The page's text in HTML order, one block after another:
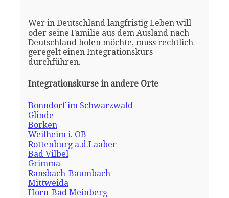
Wer in Deutschland langfristig Leben will
oder seine Familie aus dem Ausland nach
Deutschland holen möchte, muss rechtlich
geregelt einen Integrationskurs
durchführen.
Integrationskurse in andere Orte
Bonndorf im Schwarzwald
Glinde
Borken
Weilheim i. OB
Rottenburg a.d.Laaber
Bad Vilbel
Grimma
Ransbach-Baumbach
Mittweida
Horn-Bad Meinberg